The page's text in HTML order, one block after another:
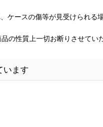
ケースの傷等が見受けられる
の性質上一切お断りさせてい
います